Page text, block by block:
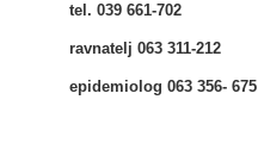
tel. 039 661-702
ravnatelj 063 311-212
epidemiolog 063 356- 675